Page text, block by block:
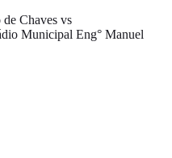
Chaves vs
Municipal Eng° Manuel